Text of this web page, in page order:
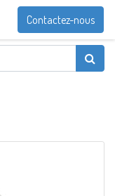
Contactez-nous